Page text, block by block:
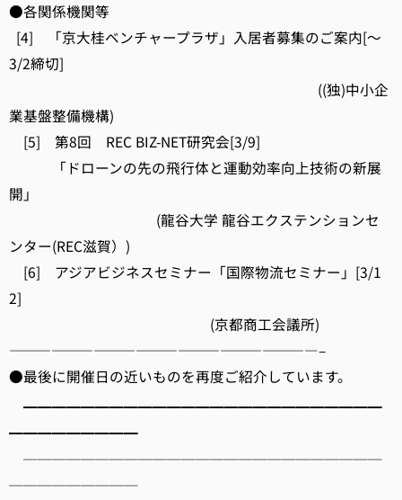
●各関係機関等
[4] 「京大桂ベンチャープラザ」入居者募集のご案内[～
3/2締切]
((独)中小企
業基盤整備機構)
[5] 第8回 REC BIZ-NET研究会[3/9]
「ドローンの先の飛行体と運動効率向上技術の新展
開」
(龍谷大学 龍谷エクステンションセ
ンター(REC滋賀）)
[6] アジアビジネスセミナー「国際物流セミナー」[3/1
2]
(京都商工会議所)
——————————————————————–
●最後に開催日の近いものを再度ご紹介しています。
━━━━━━━━━━━━━━━━━━━━━━━━━
━━━━━━━━━
─────────────────────────
─────────